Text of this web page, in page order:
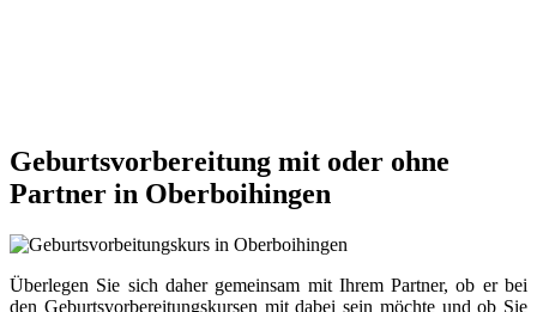
Geburtsvorbereitung mit oder ohne
Partner in Oberboihingen
Überlegen Sie sich daher gemeinsam mit Ihrem Partner, ob er bei
den Geburtsvorbereitungskursen mit dabei sein möchte und ob Sie